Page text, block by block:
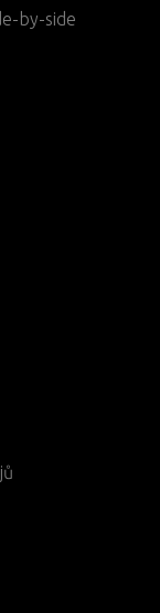
by-side